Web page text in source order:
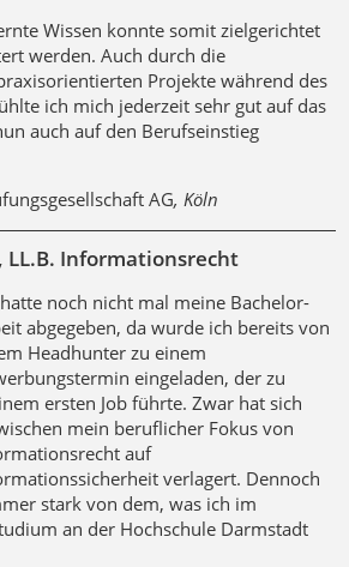
Wissen konnte somit zielgerichtet
werden. Auch durch die
Projekte während des
ich mich jederzeit sehr gut auf das
auch auf den Berufseinstieg
AG, Köln
LL.B. Informationsrecht
noch nicht mal meine Bachelor-
abgegeben, da wurde ich bereits von
Headhunter zu einem
eingeladen, der zu
ersten Job führte. Zwar hat sich
mein beruflicher Fokus von
auf
verlagert. Dennoch
stark von dem, was ich im
an der Hochschule Darmstadt